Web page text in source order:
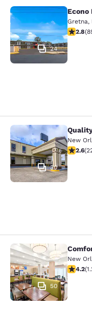
Econo Lodge
24
Econo
Gretna,
2.8(
Quality Inn
30
New
2.6(
Comfort
50
New
4.2(